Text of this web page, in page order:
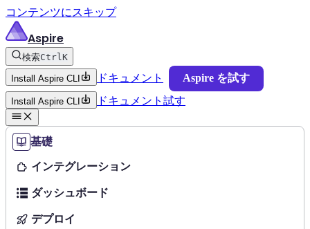
コンテンツにスキップ
Aspire
検索CtrlK
Install Aspire CLI ドキュメント Aspire を試す
Install Aspire CLI ドキュメント 試す
基礎
インテグレーション
ダッシュボード
デプロイ